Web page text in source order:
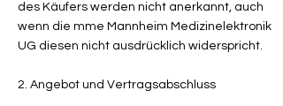
des Käufers werden nicht anerkannt, auch
wenn die mme Mannheim Medizinelektronik
UG diesen nicht ausdrücklich widerspricht.
2. Angebot und Vertragsabschluss